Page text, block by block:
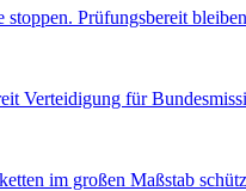
Prüfungsbereit
Verteidigung für
im großen Maßstab